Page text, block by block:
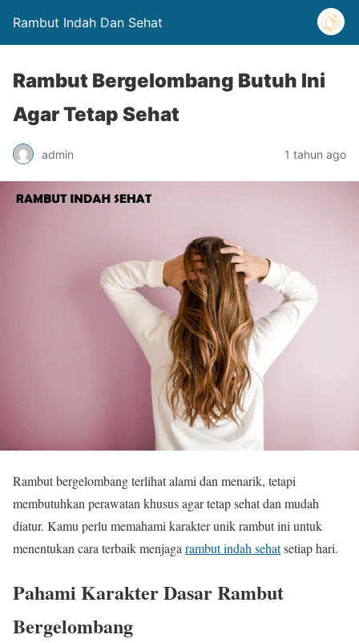
Rambut Indah Dan Sehat
Rambut Bergelombang Butuh Ini
Agar Tetap Sehat
admin 1 tahun ago
Rambut bergelombang terlihat alami dan menarik, tetapi
membutuhkan perawatan khusus agar tetap sehat dan mudah
diatur. Kamu perlu memahami karakter unik rambut ini untuk
menentukan cara terbaik menjaga rambut indah sehatsetiap hari.
Pahami Karakter Dasar Rambut
Bergelombang